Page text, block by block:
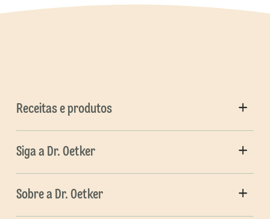
Receitas e produtos
Siga a Dr. Oetker
Sobre a Dr. Oetker